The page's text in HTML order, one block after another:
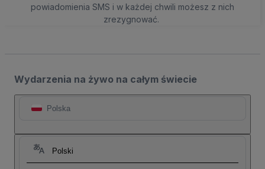
powiadomienia SMS i w każdej chwili możesz z nich
zrezygnować.
Wydarzenia na żywo na całym świecie
Polska
Polski